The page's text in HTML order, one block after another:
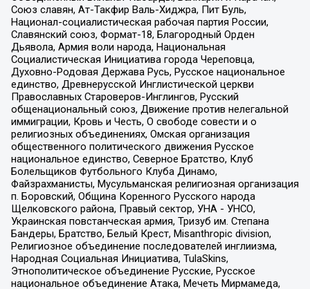
Союз славян, Ат-Такфир Валь-Хиджра, Пит Буль,
Национал-социалистическая рабочая партия России,
Славянский союз, Формат-18, Благородный Орден
Дьявола, Армия воли народа, Национальная
Социалистическая Инициатива города Череповца,
Духовно-Родовая Держава Русь, Русское национальное
единство, Древнерусской Инглистической церкви
Православных Староверов-Инглингов, Русский
общенациональный союз, Движение против нелегальной
иммиграции, Кровь и Честь, О свободе совести и о
религиозных объединениях, Омская организация
общественного политического движения Русское
национальное единство, Северное Братство, Клуб
Болельщиков Футбольного Клуба Динамо,
Файзрахманисты, Мусульманская религиозная организация
п. Боровский, Община Коренного Русского народа
Щелковского района, Правый сектор, УНА - УНСО,
Украинская повстанческая армия, Тризуб им. Степана
Бандеры, Братство, Белый Крест, Misanthropic division,
Религиозное объединение последователей инглиизма,
Народная Социальная Инициатива, TulaSkins,
Этнополитическое объединение Русские, Русское
национальное объединение Атака, Мечеть Мирмамеда,